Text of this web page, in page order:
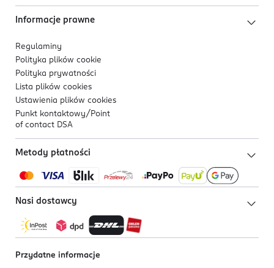
Informacje prawne
Regulaminy
Polityka plików cookie
Polityka prywatności
Lista plików cookies
Ustawienia plików cookies
Punkt kontaktowy/ Point
of contact DSA
Metody płatności
Nasi dostawcy
Przydatne informacje